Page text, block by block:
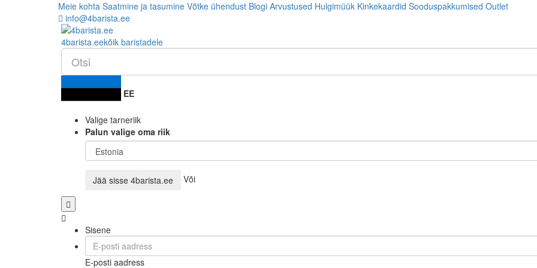
Meie kohta Saatmine ja tasumine Võtke ühendust Blogi Arvustused Hulgimüük Kinkekaardid Sooduspakkumised Outlet
info@4barista.ee
4barista.eekõik baristadele
EE
Valige tarneriik
Palun valige oma riik
Jää sisse 4barista.ee Või
Sisene
E-posti aadress